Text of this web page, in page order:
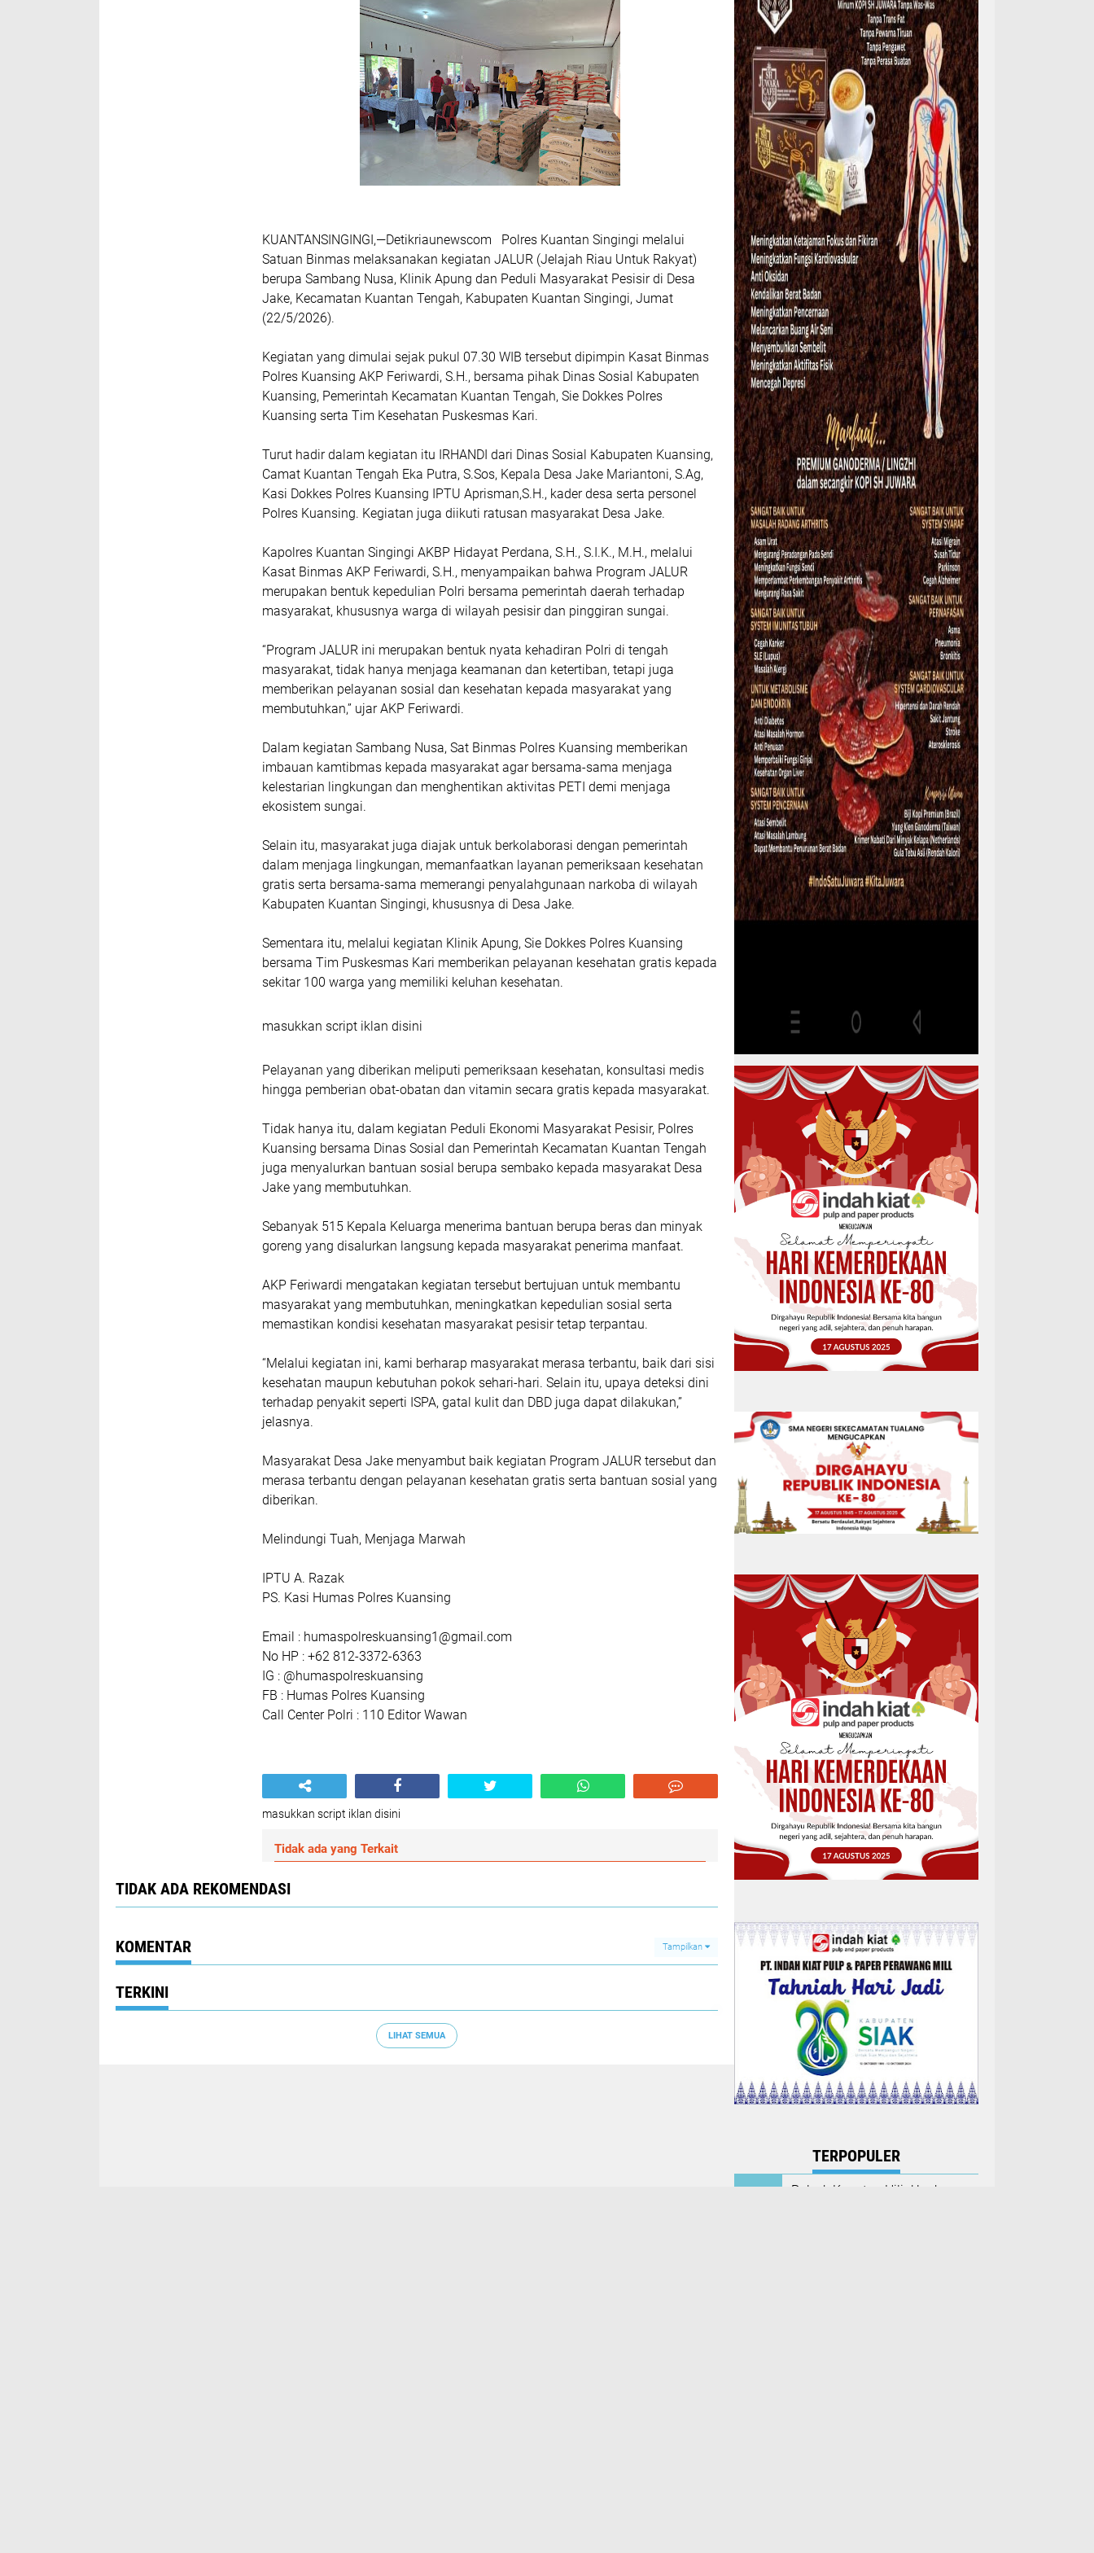
KUANTANSINGINGI,—Detikriaunewscom Polres Kuantan Singingi melalui
Satuan Binmas melaksanakan kegiatan JALUR (Jelajah Riau Untuk Rakyat)
berupa Sambang Nusa, Klinik Apung dan Peduli Masyarakat Pesisir di Desa
Jake, Kecamatan Kuantan Tengah, Kabupaten Kuantan Singingi, Jumat
(22/5/2026).
Kegiatan yang dimulai sejak pukul 07.30 WIB tersebut dipimpin Kasat Binmas
Polres Kuansing AKP Feriwardi, S.H., bersama pihak Dinas Sosial Kabupaten
Kuansing, Pemerintah Kecamatan Kuantan Tengah, Sie Dokkes Polres
Kuansing serta Tim Kesehatan Puskesmas Kari.
Turut hadir dalam kegiatan itu IRHANDI dari Dinas Sosial Kabupaten Kuansing,
Camat Kuantan Tengah Eka Putra, S.Sos, Kepala Desa Jake Mariantoni, S.Ag,
Kasi Dokkes Polres Kuansing IPTU Aprisman,S.H., kader desa serta personel
Polres Kuansing. Kegiatan juga diikuti ratusan masyarakat Desa Jake.
Kapolres Kuantan Singingi AKBP Hidayat Perdana, S.H., S.I.K., M.H., melalui
Kasat Binmas AKP Feriwardi, S.H., menyampaikan bahwa Program JALUR
merupakan bentuk kepedulian Polri bersama pemerintah daerah terhadap
masyarakat, khususnya warga di wilayah pesisir dan pinggiran sungai.
“Program JALUR ini merupakan bentuk nyata kehadiran Polri di tengah
masyarakat, tidak hanya menjaga keamanan dan ketertiban, tetapi juga
memberikan pelayanan sosial dan kesehatan kepada masyarakat yang
membutuhkan,” ujar AKP Feriwardi.
Dalam kegiatan Sambang Nusa, Sat Binmas Polres Kuansing memberikan
imbauan kamtibmas kepada masyarakat agar bersama-sama menjaga
kelestarian lingkungan dan menghentikan aktivitas PETI demi menjaga
ekosistem sungai.
Selain itu, masyarakat juga diajak untuk berkolaborasi dengan pemerintah
dalam menjaga lingkungan, memanfaatkan layanan pemeriksaan kesehatan
gratis serta bersama-sama memerangi penyalahgunaan narkoba di wilayah
Kabupaten Kuantan Singingi, khususnya di Desa Jake.
Sementara itu, melalui kegiatan Klinik Apung, Sie Dokkes Polres Kuansing
bersama Tim Puskesmas Kari memberikan pelayanan kesehatan gratis kepada
sekitar 100 warga yang memiliki keluhan kesehatan.
masukkan script iklan disini
Pelayanan yang diberikan meliputi pemeriksaan kesehatan, konsultasi medis
hingga pemberian obat-obatan dan vitamin secara gratis kepada masyarakat.
Tidak hanya itu, dalam kegiatan Peduli Ekonomi Masyarakat Pesisir, Polres
Kuansing bersama Dinas Sosial dan Pemerintah Kecamatan Kuantan Tengah
juga menyalurkan bantuan sosial berupa sembako kepada masyarakat Desa
Jake yang membutuhkan.
Sebanyak 515 Kepala Keluarga menerima bantuan berupa beras dan minyak
goreng yang disalurkan langsung kepada masyarakat penerima manfaat.
AKP Feriwardi mengatakan kegiatan tersebut bertujuan untuk membantu
masyarakat yang membutuhkan, meningkatkan kepedulian sosial serta
memastikan kondisi kesehatan masyarakat pesisir tetap terpantau.
“Melalui kegiatan ini, kami berharap masyarakat merasa terbantu, baik dari sisi
kesehatan maupun kebutuhan pokok sehari-hari. Selain itu, upaya deteksi dini
terhadap penyakit seperti ISPA, gatal kulit dan DBD juga dapat dilakukan,”
jelasnya.
Masyarakat Desa Jake menyambut baik kegiatan Program JALUR tersebut dan
merasa terbantu dengan pelayanan kesehatan gratis serta bantuan sosial yang
diberikan.
Melindungi Tuah, Menjaga Marwah
IPTU A. Razak
PS. Kasi Humas Polres Kuansing
Email : humaspolreskuansing1@gmail.com
No HP : +62 812-3372-6363
IG : @humaspolreskuansing
FB : Humas Polres Kuansing
Call Center Polri : 110 Editor Wawan
masukkan script iklan disini
Tidak ada yang Terkait
TIDAK ADA REKOMENDASI
KOMENTAR Tampilkan
TERKINI
LIHAT SEMUA
TERPOPULER
Polsek Kuantan Hilir Ungkap